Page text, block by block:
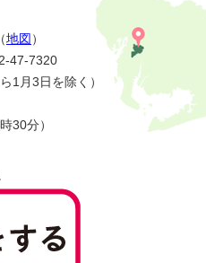
地図 ）
47-7320
1月3日を除く）
30分）